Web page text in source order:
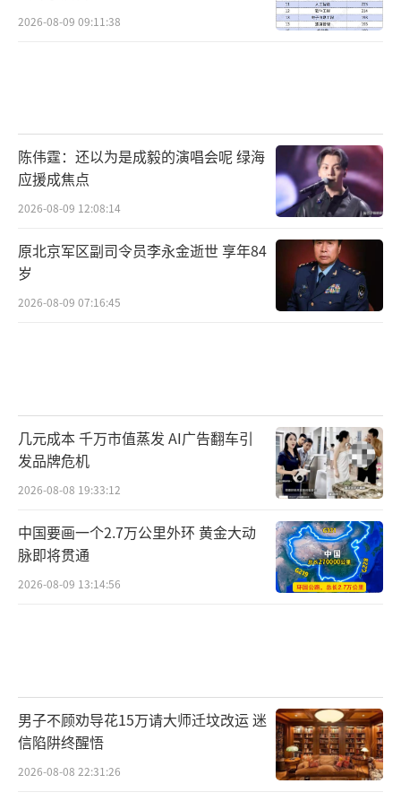
2026-08-09 09:11:38
陈伟霆：还以为是成毅的演唱会呢 绿海
应援成焦点
2026-08-09 12:08:14
原北京军区副司令员李永金逝世 享年84
岁
2026-08-09 07:16:45
几元成本 千万市值蒸发 AI广告翻车引
发品牌危机
2026-08-08 19:33:12
中国要画一个2.7万公里外环 黄金大动
脉即将贯通
2026-08-09 13:14:56
男子不顾劝导花15万请大师迁坟改运 迷
信陷阱终醒悟
2026-08-08 22:31:26